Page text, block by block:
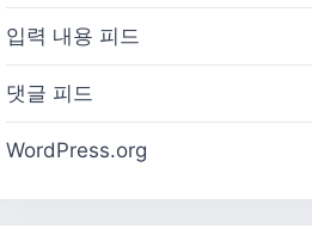
입력 내용 피드
댓글 피드
WordPress.org